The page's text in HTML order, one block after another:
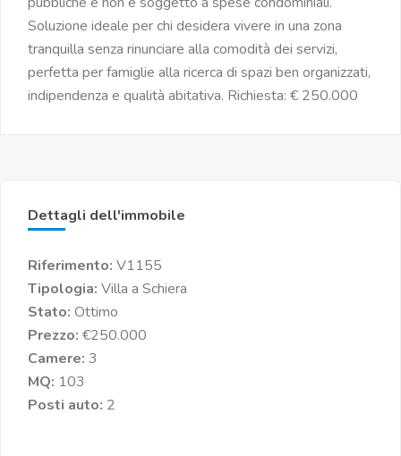
Soluzione ideale per chi desidera vivere in una zona
tranquilla senza rinunciare alla comodità dei servizi,
perfetta per famiglie alla ricerca di spazi ben organizzati,
indipendenza e qualità abitativa. Richiesta: € 250.000
Dettagli dell'immobile
Riferimento: V1155
Tipologia: Villa a Schiera
Stato: Ottimo
Prezzo: €250.000
Camere: 3
MQ: 103
Posti auto: 2